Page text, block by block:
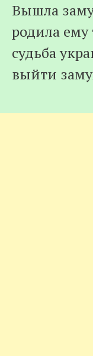
Вышла
родила ему
судьба
выйти